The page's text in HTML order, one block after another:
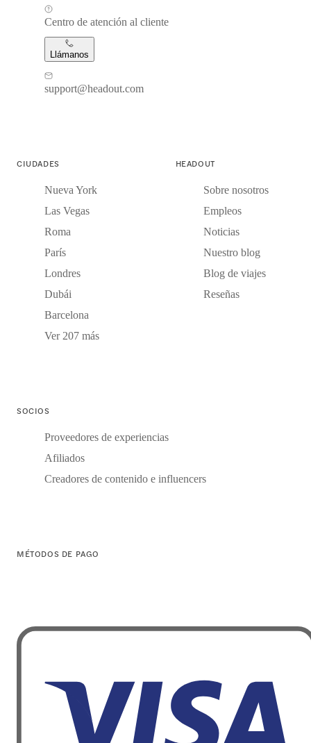
Centro de atención al cliente
Llámanos
support@headout.com
CIUDADES
Nueva York
Las Vegas
Roma
París
Londres
Dubái
Barcelona
Ver 207 más
HEADOUT
Sobre nosotros
Empleos
Noticias
Nuestro blog
Blog de viajes
Reseñas
SOCIOS
Proveedores de experiencias
Afiliados
Creadores de contenido e influencers
MÉTODOS DE PAGO